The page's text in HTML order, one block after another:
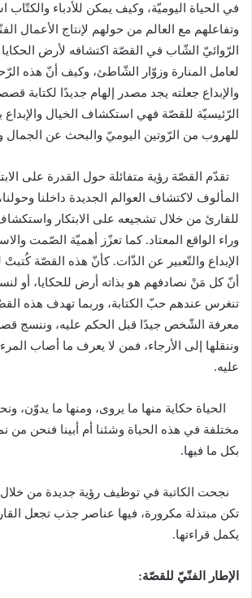
في الحياة اليوميّة، وكيف يمكن للأدباء والكتّاب
وتفاعلهم مع العالم من حولهم لإنتاج الأعمال
الرّوائيّ الشّاب في القصّة اكتشافه لأرض
لعامل المنارة وزوّار الشّاطئ، وكيف أنّ هذه
والإبداع جعلته يجد مصدر إلهام جديدًا لكتابة
الرّئيسيّة للقصّة فهي استكشاف الخيال والإبداع
للهروب من الرّوتين اليوميّ والبحث عن الجمال
تقدّم القصّة رؤية متفائلة حول القدرة على
المألوف لاكتشاف العوالم الجديدة داخلنا
للقارئ من خلال تشجيعه على الابتكار
وراء الواقع المعتاد.كما تعزّز أهميّة الصّمت
الإبداع والتّعبير عن الذّات.كأنّ هذه القصّة كُتبتْ
أنّ كل مَنْ نصادفهم هو بذاته أرض للحكايا، أو
تنغرس عندهم حبّ الكتابة، وربما تهدف هذه
معرفة الشّخص جيدًا قبل الحكم عليه، وننسج
وننقلها إلى الأرجاء، فمن لا يعرف ما أصاب
عليه.
الحياة حكاية منها ما يروى، ومنها ما يدوّن،
مختلفة في هذه الحياة وشئنا أم أبينا فنحن من
بكل ما فيها.
نجحت الكاتبة في توظيف رؤية جديدة من
تكن مبتذلة مكرورة، فيها عناصر جذب تجعل
يكمل قراءتها.
الإطار الفنّيّ للقصّة: